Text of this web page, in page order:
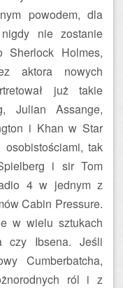
powodem, dla
nie zostanie
Sherlock Holmes,
aktora nowych
już takie
Julian Assange,
i Khan w Star
osobistościami, tak
i sir Tom
4 w jednym z
Cabin Pressure.
w wielu sztukach
czy Ibsena. Jeśli
Cumberbatcha,
ról i z